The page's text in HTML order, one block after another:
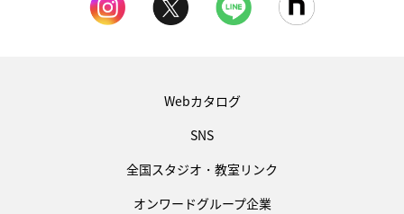
Webカタログ
SNS
全国スタジオ・教室リンク
オンワードグループ企業